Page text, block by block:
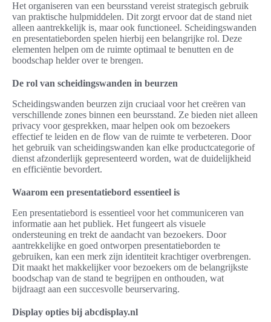
Het organiseren van een beursstand vereist strategisch gebruik
van praktische hulpmiddelen. Dit zorgt ervoor dat de stand niet
alleen aantrekkelijk is, maar ook functioneel. Scheidingswanden
en presentatieborden spelen hierbij een belangrijke rol. Deze
elementen helpen om de ruimte optimaal te benutten en de
boodschap helder over te brengen.
De rol van scheidingswanden in beurzen
Scheidingswanden beurzen zijn cruciaal voor het creëren van
verschillende zones binnen een beursstand. Ze bieden niet alleen
privacy voor gesprekken, maar helpen ook om bezoekers
effectief te leiden en de flow van de ruimte te verbeteren. Door
het gebruik van scheidingswanden kan elke productcategorie of
dienst afzonderlijk gepresenteerd worden, wat de duidelijkheid
en efficiëntie bevordert.
Waarom een presentatiebord essentieel is
Een presentatiebord is essentieel voor het communiceren van
informatie aan het publiek. Het fungeert als visuele
ondersteuning en trekt de aandacht van bezoekers. Door
aantrekkelijke en goed ontworpen presentatieborden te
gebruiken, kan een merk zijn identiteit krachtiger overbrengen.
Dit maakt het makkelijker voor bezoekers om de belangrijkste
boodschap van de stand te begrijpen en onthouden, wat
bijdraagt aan een succesvolle beurservaring.
Display opties bij abcdisplay.nl